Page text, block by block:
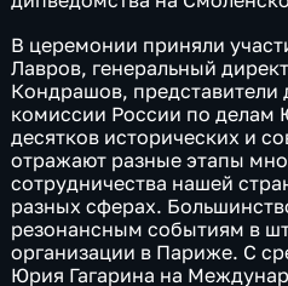
В церемонии приняли
Лавров, генеральный
Кондрашов, представители
комиссии России по
десятков исторических и
отражают разные этапы
сотрудничества нашей
разных сферах.
резонансным событиям в
организации в Париже. С
Юрия Гагарина на